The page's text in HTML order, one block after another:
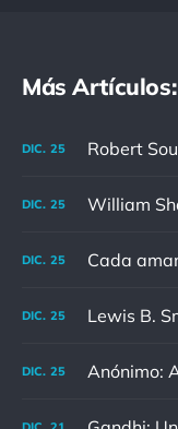
Más Artículos:
DIC. 25
DIC. 25
DIC. 25
DIC. 25
DIC. 25